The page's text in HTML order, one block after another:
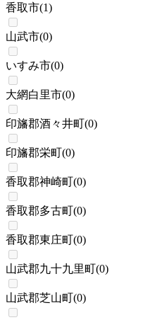
香取市(1)
山武市(0)
いすみ市(0)
大網白里市(0)
印旛郡酒々井町(0)
印旛郡栄町(0)
香取郡神崎町(0)
香取郡多古町(0)
香取郡東庄町(0)
山武郡九十九里町(0)
山武郡芝山町(0)